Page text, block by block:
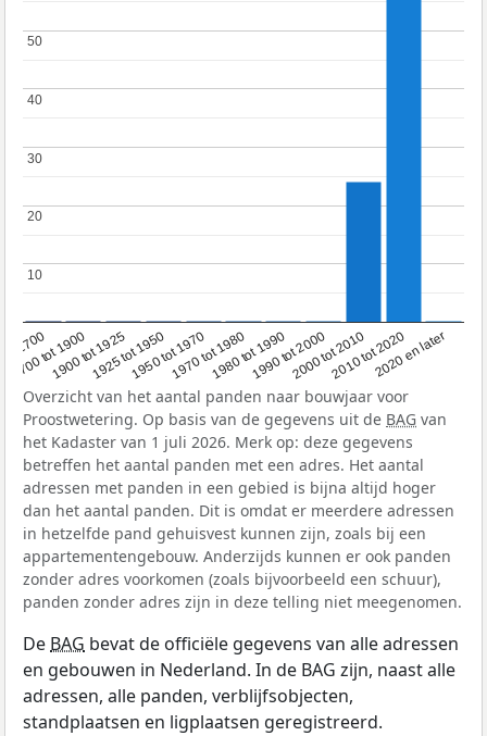
1700
1700 tot 1900
1900 tot 19251925 tot 19501950 tot 19701970 tot 19801980 tot 19901990 tot 20002000 tot 20102010 tot 20202020 en later
10
10
20
20
30
30
40
40
50
50
Overzicht van het aantal panden naar bouwjaar voor
Proostwetering. Op basis van de gegevens uit de BAG van
het Kadaster van 1 juli 2026. Merk op: deze gegevens
betreffen het aantal panden met een adres. Het aantal
adressen met panden in een gebied is bijna altijd hoger
dan het aantal panden. Dit is omdat er meerdere adressen
in hetzelfde pand gehuisvest kunnen zijn, zoals bij een
appartementengebouw. Anderzijds kunnen er ook panden
zonder adres voorkomen (zoals bijvoorbeeld een schuur),
panden zonder adres zijn in deze telling niet meegenomen.
De BAG bevat de officiële gegevens van alle adressen
en gebouwen in Nederland. In de BAG zijn, naast alle
adressen, alle panden, verblijfsobjecten,
standplaatsen en ligplaatsen geregistreerd.